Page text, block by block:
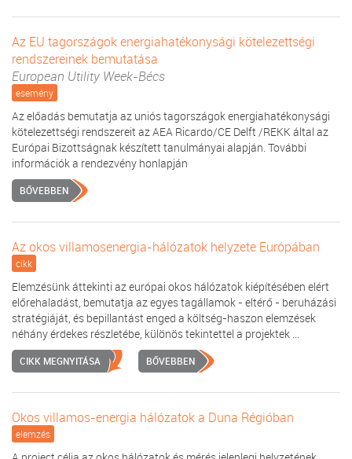
Az EU tagországok energiahatékonysági kötelezettségi
rendszereinek bemutatása
European Utility Week-Bécs
esemény
Az előadás bemutatja az uniós tagországok energiahatékonysági
kötelezettségi rendszereit az AEA Ricardo/CE Delft /REKK által az
Európai Bizottságnak készített tanulmányai alapján. További
információk a rendezvény honlapján
BŐVEBBEN
Az okos villamosenergia-hálózatok helyzete Európában
cikk
Elemzésünk áttekinti az európai okos hálózatok kiépítésében elért
előrehaladást, bemutatja az egyes tagállamok - eltérő - beruházási
stratégiáját, és bepillantást enged a költség-haszon elemzések
néhány érdekes részletébe, különös tekintettel a projektek ...
CIKK MEGNYITÁSA BŐVEBBEN
Okos villamos-energia hálózatok a Duna Régióban
elemzés